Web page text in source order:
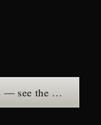
Emporium Porto Fluviale — see the place →